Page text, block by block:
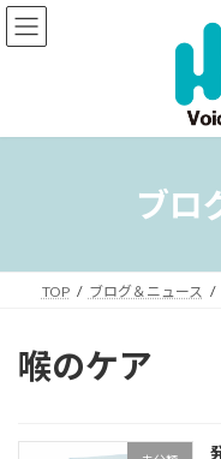
コ
ン
ナ
ビ
ブロ
TOP ブログ＆ニュース
喉のケア